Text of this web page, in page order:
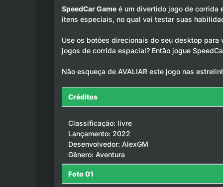
SpeedCar Game é um divertido jogo de corrida
itens especiais, no qual vai testar suas
Use os botões direcionais do seu desktop
jogos de corrida espacial? Então jogue
Não esqueça de AVALIAR este jogo nas
Créditos
Classificação: livre
Lançamento: 2022
Desenvolvedor: AlexGM
Gênero: Aventura
Foto 01